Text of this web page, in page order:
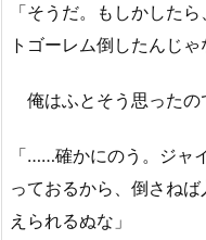
「そうだ。もしかした
トゴーレム倒したんじゃ
俺はふとそう思ったの
「……確かにのう。ジャ
っておるから、倒さね
えられるぬな」